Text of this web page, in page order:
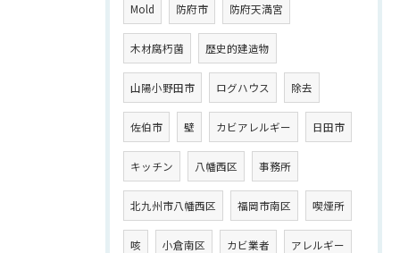
Mold 防府市 防府天満宮
木材腐朽菌 歴史的建造物
山陽小野田市 ログハウス 除去
佐伯市 壁 カビアレルギー 日田市
キッチン 八幡西区 事務所
北九州市八幡西区 福岡市南区 喫煙所
咳 小倉南区 カビ業者 アレルギー